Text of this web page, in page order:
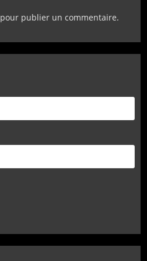
pour publier un commentaire.